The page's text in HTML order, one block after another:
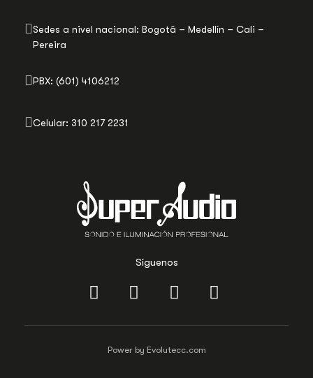
Síguenos
Sedes a nivel nacional: Bogotá – Medellín – Cali –
Pereira
PBX: (601) 4106212
Celular: 310 217 2231
Power by Evolutecc.com